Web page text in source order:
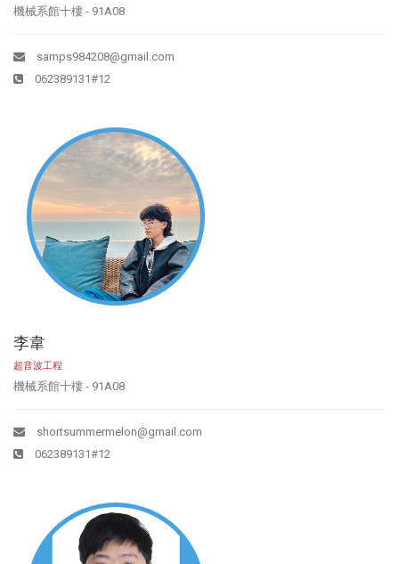
機械系館十樓 - 91A08
samps984208@gmail.com
062389131#12
李韋
超音波工程
機械系館十樓 - 91A08
shortsummermelon@gmail.com
062389131#12